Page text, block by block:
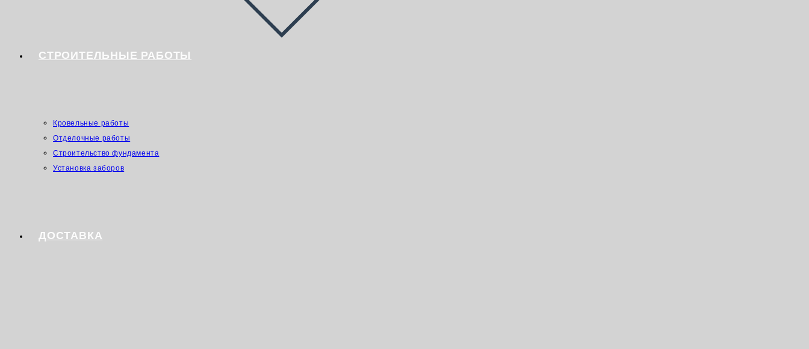
СТРОИТЕЛЬНЫЕ РАБОТЫ
Кровельные работы
Отделочные работы
Строительство фундамента
Установка заборов
ДОСТАВКА